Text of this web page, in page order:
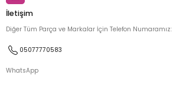
İletişim
Diğer Tüm Parça ve Markalar İçin Telefon Numaramız:
05077770583
WhatsApp